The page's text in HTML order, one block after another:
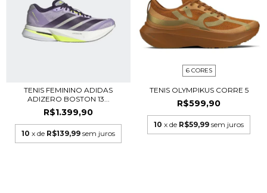
TENIS FEMININO ADIDAS
ADIZERO BOSTON 13...
R$1.399,90
10 x de R$139,99 sem juros
6 CORES
TENIS OLYMPIKUS CORRE 5
R$599,90
10 x de R$59,99 sem juros